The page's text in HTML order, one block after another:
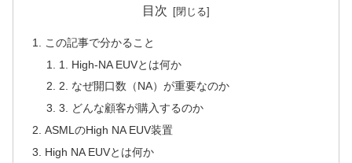
目次
この記事で分かること
1. High-NA EUVとは何か
2. なぜ開口数（NA）が重要なのか
3. どんな顧客が購入するのか
ASMLのHigh NA EUV装置
High NA EUVとは何か